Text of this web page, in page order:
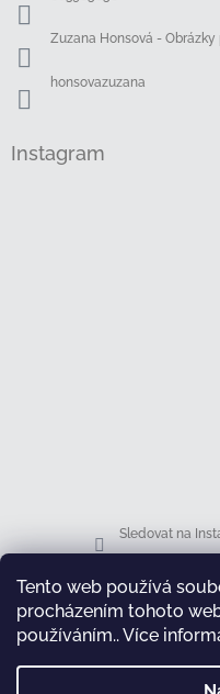
Tento web používá
procházením tohoto
používáním.. Více
Zuzana Honsová - Obrázky
honsovazuzana
Instagram
Sledovat na
Facebook